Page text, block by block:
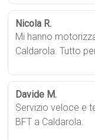
Nicola R.
Mi hanno
Caldarola. Tutto
Davide M.
Servizio veloce e
BFT a Caldarola.